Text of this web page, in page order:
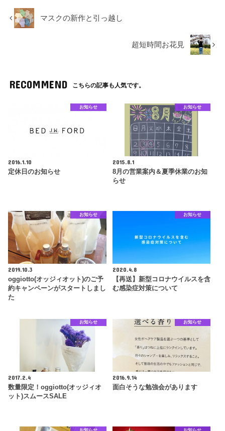
マスクの新作と引っ越し
超短時間お花見
RECOMMEND こちらの記事も人気です。
お知らせ
2016.1.10
定休日のお知らせ
お知らせ
2015.8.1
8月の営業案内＆夏季休業のお知
らせ
お知らせ
2019.10.3
oggiotto(オッジィオット)のご予
約キャンペーンがスタートしまし
た
お知らせ
2020.4.8
【再送】新型コロナウイルスを含
む感染症対策について
お知らせ
2017.2.4
数量限定！oggiotto(オッジィオ
ット)スムースSALE
お知らせ
2016.9.14
面白そうな勉強会があります
お知らせ お知らせ